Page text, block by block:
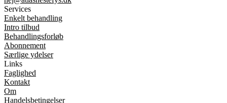
Services
Enkelt behandling
Intro tilbud
Behandlingsforløb
Abonnement
Særlige ydelser
Links
Faglighed
Kontakt
Om
Handelsbetingelser